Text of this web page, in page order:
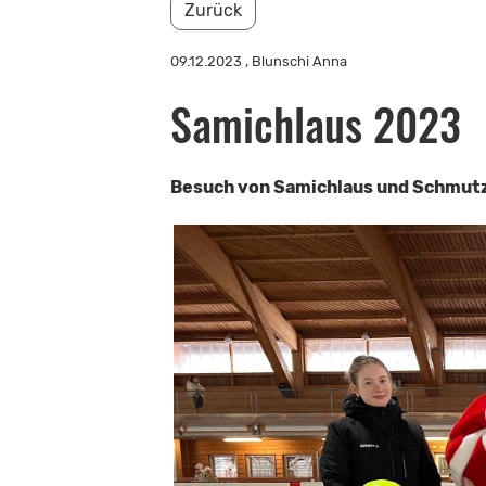
Zurück
09.12.2023 , Blunschi Anna
Samichlaus 2023
Besuch von Samichlaus und